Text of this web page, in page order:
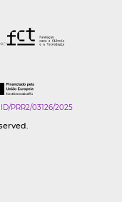
PRR2/03126/2025